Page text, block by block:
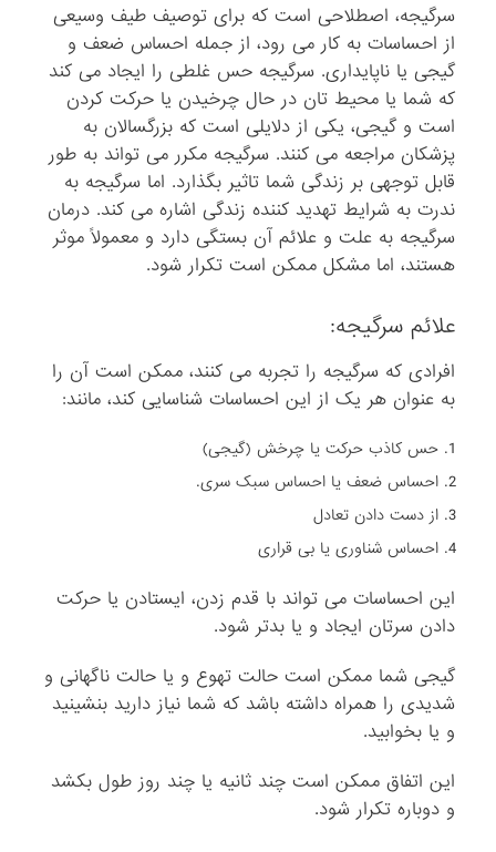
سرگیجه، اصطلاحی است که برای توصیف طیف وسیعی
از احساسات به کار می رود، از جمله احساس ضعف و
گیجی یا ناپایداری. سرگیجه حس غلطی را ایجاد می کند
که شما یا محیط تان در حال چرخیدن یا حرکت کردن
است و گیجی، یکی از دلایلی است که بزرگسالان به
پزشکان مراجعه می کنند. سرگیجه مکرر می تواند به طور
قابل توجهی بر زندگی شما تاثیر بگذارد. اما سرگیجه به
ندرت به شرایط تهدید کننده زندگی اشاره می کند. درمان
سرگیجه به علت و علائم آن بستگی دارد و معمولاً موثر
هستند، اما مشکل ممکن است تکرار شود.
علائم سرگیجه:
افرادی که سرگیجه را تجربه می کنند، ممکن است آن را
به عنوان هر یک از این احساسات شناسایی کند، مانند:
حس کاذب حرکت یا چرخش (گیجی)
احساس ضعف یا احساس سبک سری.
از دست دادن تعادل
احساس شناوری یا بی قراری
این احساسات می تواند با قدم زدن، ایستادن یا حرکت
دادن سرتان ایجاد و یا بدتر شود.
گیجی شما ممکن است حالت تهوع و یا حالت ناگهانی و
شدیدی را همراه داشته باشد که شما نیاز دارید بنشینید
و یا بخوابید.
این اتفاق ممکن است چند ثانیه یا چند روز طول بکشد
و دوباره تکرار شود.